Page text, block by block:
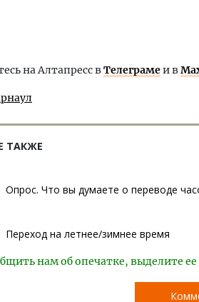
на Алтапресс вТелеграмеи в
ТАКЖЕ
Опрос. Что вы думаете о переводе
Переход на летнее/зимнее время
нам об опечатке, выделите